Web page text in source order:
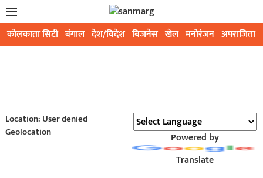
कोलकाता सिटी बंगाल देश/विदेश बिजनेस खेल मनोरंजन अपराजिता
Location: User denied
Geolocation
Powered by
Translate